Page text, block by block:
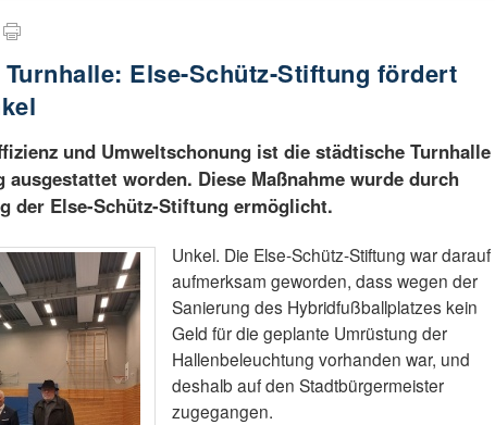
Else-Schütz-Stiftung fördert
und Umweltschonung ist die städtische Turnhalle
worden. Diese Maßnahme wurde durch
der Else-Schütz-Stiftung ermöglicht.
Unkel. Die Else-Schütz-Stiftung war darauf
aufmerksam geworden, dass wegen der
Sanierung des Hybridfußballplatzes kein
Geld für die geplante Umrüstung der
Hallenbeleuchtung vorhanden war, und
deshalb auf den Stadtbürgermeister
zugegangen.